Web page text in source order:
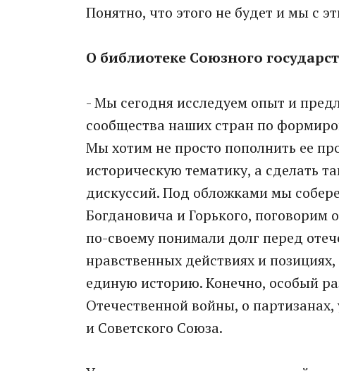
Понятно, что этого не будет и мы с
О библиотеке Союзного
- Мы сегодня исследуем опыт и
сообщества наших стран по
Мы хотим не просто пополнить ее
историческую тематику, а сделать
дискуссий. Под обложками мы
Богдановича и Горького, поговорим
по-своему понимали долг перед
нравственных действиях и
единую историю. Конечно, особый
Отечественной войны, о
и Советского Союза.